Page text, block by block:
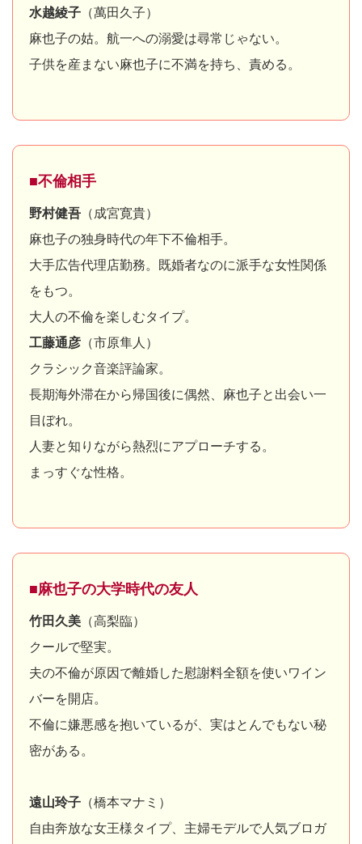
水越綾子 （萬田久子）
麻也子の姑。航一への溺愛は尋常じゃない。
子供を産まない麻也子に不満を持ち、責める。
■不倫相手
野村健吾 （成宮寛貴）
麻也子の独身時代の年下不倫相手。
大手広告代理店勤務。既婚者なのに派手な女性関係
をもつ。
大人の不倫を楽しむタイプ。
工藤通彦 （市原隼人）
クラシック音楽評論家。
長期海外滞在から帰国後に偶然、麻也子と出会い一
目ぼれ。
人妻と知りながら熱烈にアプローチする。
まっすぐな性格。
■麻也子の大学時代の友人
竹田久美 （高梨臨）
クールで堅実。
夫の不倫が原因で離婚した慰謝料全額を使いワイン
バーを開店。
不倫に嫌悪感を抱いているが、実はとんでもない秘
密がある。
遠山玲子 （橋本マナミ）
自由奔放な女王様タイプ、主婦モデルで人気ブロガ